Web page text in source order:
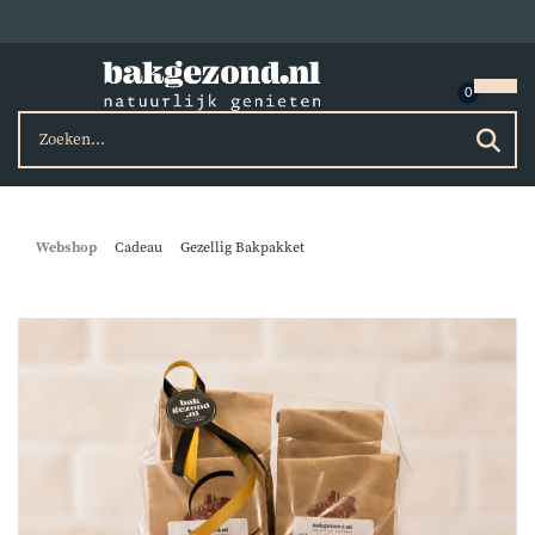
Webshop Cadeau Gezellig Bakpakket